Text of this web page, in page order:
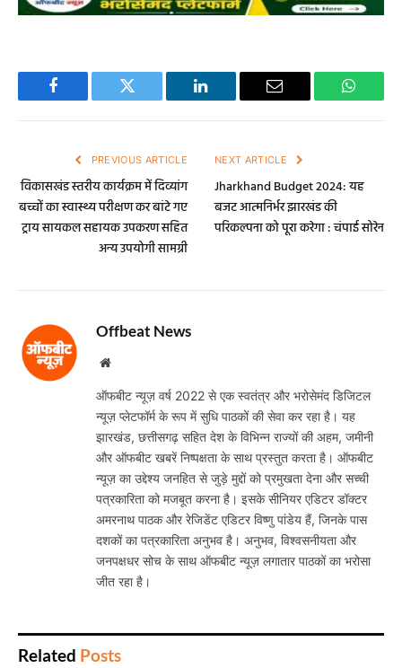
Facebook Twitter LinkedIn Email
PREVIOUS ARTICLE
विकासखंड स्तरीय कार्यक्रम में दिव्यांग
बच्चों का स्वास्थ्य परीक्षण कर बांटे गए
ट्राय सायकल सहायक उपकरण सहित
अन्य उपयोगी सामग्री
NEXT ARTICLE
Jharkhand Budget 2024: यह
बजट आत्मनिर्भर झारखंड की
परिकल्पना को पूरा करेगा : चंपाई सोरेन
Offbeat News
Website
ऑफबीट न्यूज़ वर्ष 2022 से एक स्वतंत्र और भरोसेमंद डिजिटल
न्यूज़ प्लेटफॉर्म के रूप में सुधि पाठकों की सेवा कर रहा है। यह
झारखंड, छत्तीसगढ़ सहित देश के विभिन्न राज्यों की अहम, जमीनी
और ऑफबीट खबरें निष्पक्षता के साथ प्रस्तुत करता है। ऑफबीट
न्यूज़ का उद्देश्य जनहित से जुड़े मुद्दों को प्रमुखता देना और सच्ची
पत्रकारिता को मजबूत करना है। इसके सीनियर एडिटर डॉक्टर
अमरनाथ पाठक और रेजिडेंट एडिटर विष्णु पांडेय हैं, जिनके पास
दशकों का पत्रकारिता अनुभव है। अनुभव, विश्वसनीयता और
जनपक्षधर सोच के साथ ऑफबीट न्यूज़ लगातार पाठकों का भरोसा
जीत रहा है।
Related Posts